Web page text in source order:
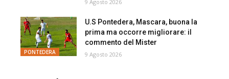
9 Agosto 2026
PONTEDERA
U.S Pontedera, Mascara, buona la
prima ma occorre migliorare: il
commento del Mister
9 Agosto 2026